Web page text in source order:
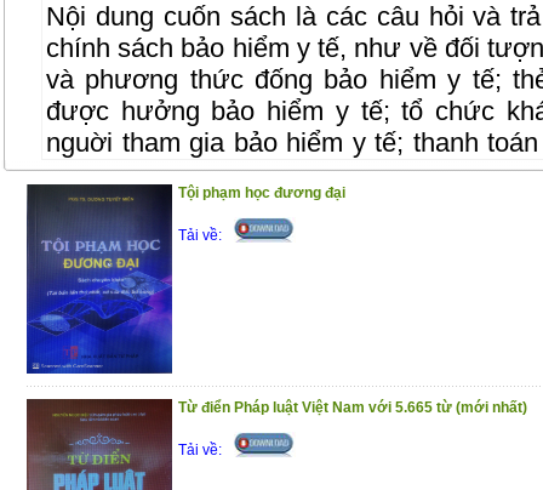
Nội dung cuốn sách là các câu hỏi và
chính sách bảo hiểm y tế, như về đối
và phương thức đống bảo hiểm y tế;
được hưởng bảo hiểm y tế; tổ chức
nguời tham gia bảo hiểm y tế; thanh
bệnh bảo hiểm y tế; quỹ bảo hiểm y tế;
các bên liên quan đến bảo hiểm y tế…
Cuốn sách gồm 2 phần :
Phần I : Hỏi – đáp pháp luật về bảo
phần trả lời được trình bày theo các
chương trong Luật Bảo hiểm y tế
Phần II : Một số văn bản quy phạm pháp
y tế
Trân trọng giới thiệu đến bạn đọc !
Tội phạm học đương đại
Tải về:
Từ điển Pháp luật Việt Nam với 5.665 từ (mới nhất)
Tải về: